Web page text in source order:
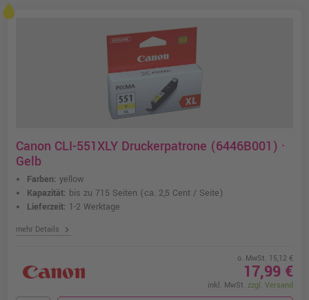
Canon CLI-551XLY Druckerpatrone (6446B001) ·
Gelb
Farben: yellow
Kapazität: bis zu 715 Seiten (ca. 2,5 Cent / Seite)
Lieferzeit: 1-2 Werktage
mehr Details chevron_right
o. MwSt. 15,12 €
17,99 €
inkl. MwSt. zzgl. Versand